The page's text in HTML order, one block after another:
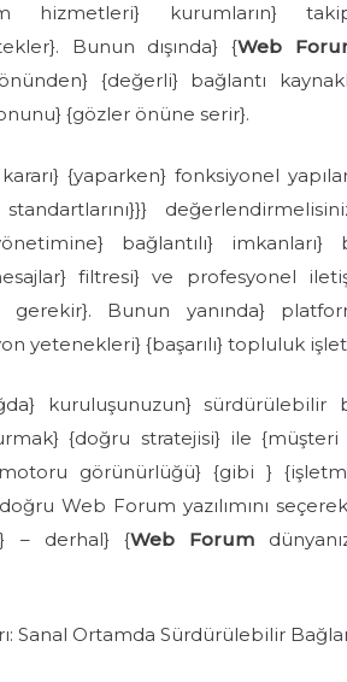
hizmetleri} kurumların}
Bunun dışında} {Web
{değerli} bağlantı
{gözler önüne serir}.
{yaparken} fonksiyonel
bağlantılı}
filtresi} ve profesyonel
gerekir}. Bunun yanında}
yetenekleri} {başarılı} topluluk
kuruluşunuzun} sürdürülebilir
{doğru stratejisi} ile {müşteri
görünürlüğü} {gibi }
Web Forum yazılımını
– derhal} {Web Forum
Sanal Ortamda Sürdürülebilir